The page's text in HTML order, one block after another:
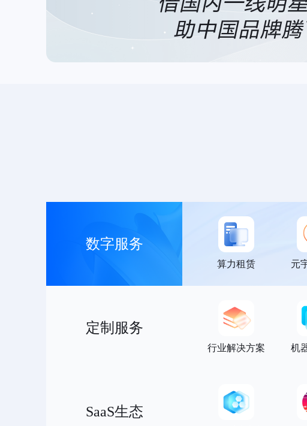
数字服务
算力租赁 元
定制服务
行业解决方案 机
SaaS生态